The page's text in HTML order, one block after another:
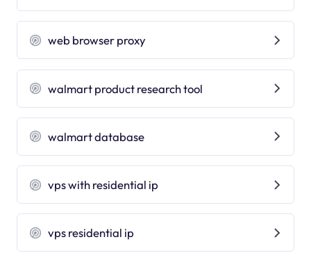
web browser proxy
walmart product research tool
walmart database
vps with residential ip
vps residential ip